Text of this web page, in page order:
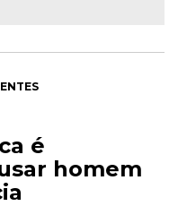
é
homem